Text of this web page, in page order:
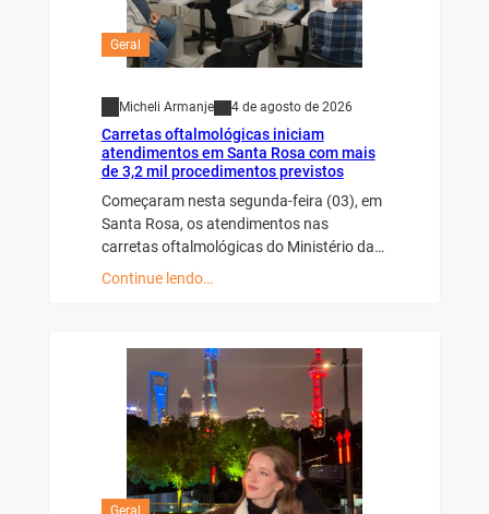
Geral
Micheli Armanje
atendimentos em Santa Rosa com mais
de 3,2 mil procedimentos previstos
Santa Rosa, os atendimentos nas
carretas oftalmológicas do Ministério da…
Geral